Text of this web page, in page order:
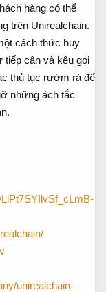
hàng có thể
trên Unirealchain.
cách thức huy
tiếp cận và kêu gọi
thủ tục rườm rà để
những ách tắc
unirealchain-